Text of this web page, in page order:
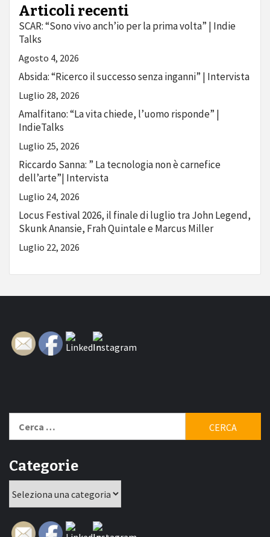
Articoli recenti
SCAR: “Sono vivo anch’io per la prima volta” | Indie
Talks
Agosto 4, 2026
Absida: “Ricerco il successo senza inganni” | Intervista
Luglio 28, 2026
Amalfitano: “La vita chiede, l’uomo risponde” |
IndieTalks
Luglio 25, 2026
Riccardo Sanna: ” La tecnologia non è carnefice
dell’arte”| Intervista
Luglio 24, 2026
Locus Festival 2026, il finale di luglio tra John Legend,
Skunk Anansie, Frah Quintale e Marcus Miller
Luglio 22, 2026
per:
Categorie